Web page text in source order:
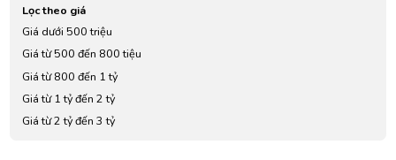
Lọc theo giá
Giá dưới 500 triệu
Giá từ 500 đến 800 tiệu
Giá từ 800 đến 1 tỷ
Giá từ 1 tỷ đến 2 tỷ
Giá từ 2 tỷ đến 3 tỷ